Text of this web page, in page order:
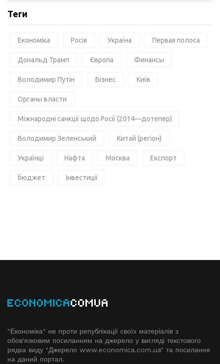
Теги
Економіка Росія Україна Первая полоса
Дональд Трамп Європа Финансы
Володимир Путін Бізнес Київ
Органы власти
Міжнародні санкції щодо Росії (2014—дотепер)
Володимир Зеленський Китай (регіон)
Українці Нафта Москва Експорт
бюджет Інвестиції
ECONOMICACOMUA
"Економіка" не проти републікації своїх матеріалів з
обов'язковим посиланням на джерело у вигляді текстового
рядка виду "Джерело www.economiсa.com.ua" та посилання
на даний портал.